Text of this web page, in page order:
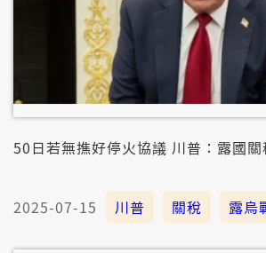
50日若無撨好停火協議 川普：露國
2025-07-15 川普 關稅 露烏